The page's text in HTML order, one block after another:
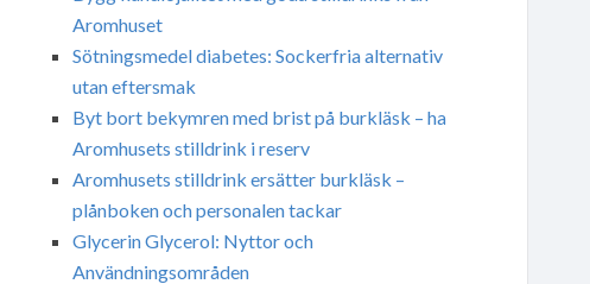
Aromhuset
Sötningsmedel diabetes: Sockerfria alternativ
utan eftersmak
Byt bort bekymren med brist på burkläsk – ha
Aromhusets stilldrink i reserv
Aromhusets stilldrink ersätter burkläsk –
plånboken och personalen tackar
Glycerin Glycerol: Nyttor och
Användningsområden